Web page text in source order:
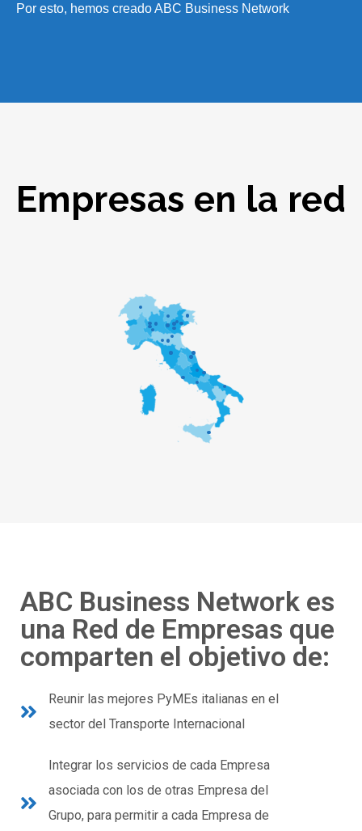
Por esto, hemos creado ABC Business Network
Empresas en la red
ABC Business Network es
una Red de Empresas que
comparten el objetivo de:
Reunir las mejores PyMEs italianas en el
sector del Transporte Internacional
Integrar los servicios de cada Empresa
asociada con los de otras Empresa del
Grupo, para permitir a cada Empresa de